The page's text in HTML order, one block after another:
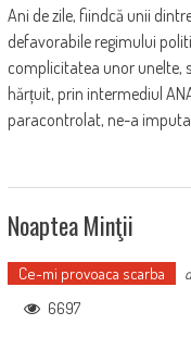
Ani de zile, fiindcă unii
defavorabile regimului
complicitatea unor unelte,
hărțuit, prin intermediul
paracontrolat, ne-a
Noaptea Minţii
Ce-mi provoaca scarba
6697